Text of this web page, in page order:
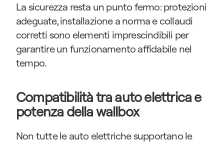
La sicurezza resta un punto fermo: protezioni
adeguate, installazione a norma e collaudi
corretti sono elementi imprescindibili per
garantire un funzionamento affidabile nel
tempo.
Compatibilità tra auto elettrica e
potenza della wallbox
Non tutte le auto elettriche supportano le